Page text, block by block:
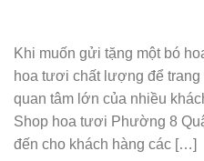
Khi muốn gửi tặng một bó
hoa tươi chất lượng để trang
quan tâm lớn của nhiều
Shop hoa tươi Phường 8
đến cho khách hàng các […]